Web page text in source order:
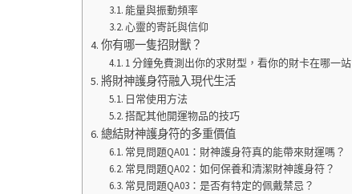
能量與振動頻率
心靈的寄託與信仰
你有哪一隻招財獸？
1 分鐘免費測出你的求財型，看你的財卡在哪一站
將財神護身符融入現代生活
日常使用方法
搭配其他開運物品的技巧
總結財神護身符的多重價值
常見問題QA01：財神護身符真的能帶來財運嗎？
常見問題QA02：如何保養和清潔財神護身符？
常見問題QA03：是否有特定的佩戴禁忌？